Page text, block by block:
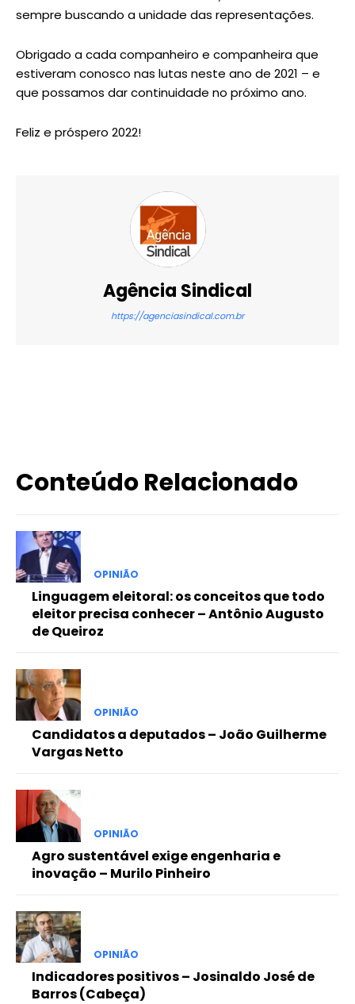
sempre buscando a unidade das representações.
Obrigado a cada companheiro e companheira que
estiveram conosco nas lutas neste ano de 2021 – e
que possamos dar continuidade no próximo ano.
Feliz e próspero 2022!
Agência Sindical
https://agenciasindical.com.br
Conteúdo Relacionado
OPINIÃO
Linguagem eleitoral: os conceitos que todo
eleitor precisa conhecer – Antônio Augusto
de Queiroz
OPINIÃO
Candidatos a deputados – João Guilherme
Vargas Netto
OPINIÃO
Agro sustentável exige engenharia e
inovação – Murilo Pinheiro
OPINIÃO
Indicadores positivos – Josinaldo José de
Barros (Cabeça)